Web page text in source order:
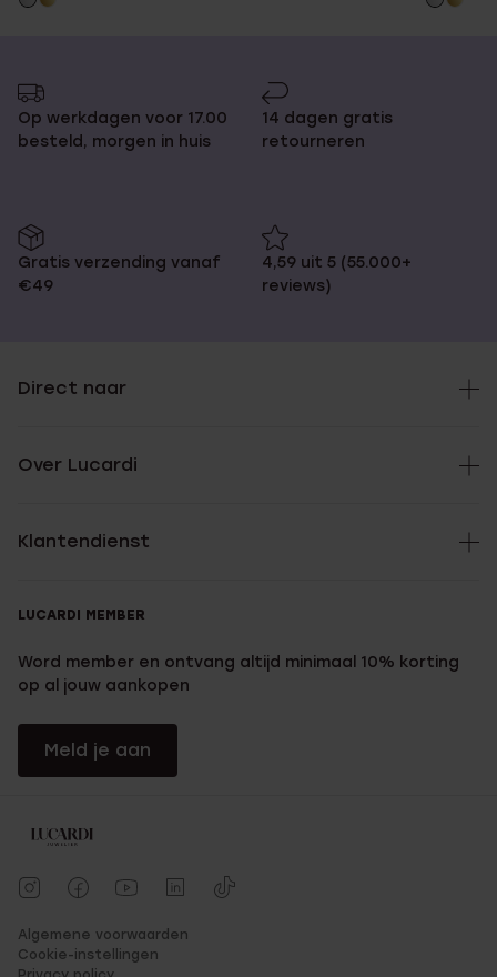
Op werkdagen voor 17.00
besteld, morgen in huis
14 dagen gratis
retourneren
Gratis verzending vanaf
€49
4,59 uit 5 (55.000+
reviews)
Direct naar
Over Lucardi
Klantendienst
LUCARDI MEMBER
Word member en ontvang altijd minimaal 10% korting
op al jouw aankopen
Meld je aan
Algemene voorwaarden
Cookie-instellingen